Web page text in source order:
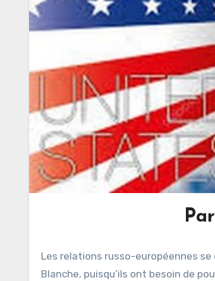
Les relations russo-européennes se
Blanche, puisqu’ils ont besoin de